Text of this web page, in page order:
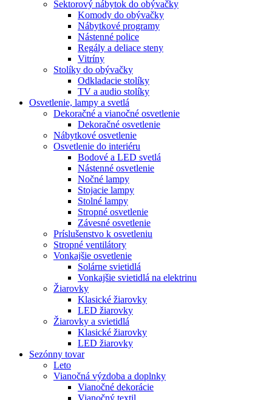
Sektorový nábytok do obývačky
Komody do obývačky
Nábytkové programy
Nástenné police
Regály a deliace steny
Vitríny
Stolíky do obývačky
Odkladacie stolíky
TV a audio stolíky
Osvetlenie, lampy a svetlá
Dekoračné a vianočné osvetlenie
Dekoračné osvetlenie
Nábytkové osvetlenie
Osvetlenie do interiéru
Bodové a LED svetlá
Nástenné osvetlenie
Nočné lampy
Stojacie lampy
Stolné lampy
Stropné osvetlenie
Závesné osvetlenie
Príslušenstvo k osvetleniu
Stropné ventilátory
Vonkajšie osvetlenie
Solárne svietidlá
Vonkajšie svietidlá na elektrinu
Žiarovky
Klasické žiarovky
LED žiarovky
Žiarovky a svietidlá
Klasické žiarovky
LED žiarovky
Sezónny tovar
Leto
Vianočná výzdoba a doplnky
Vianočné dekorácie
Vianočný textil